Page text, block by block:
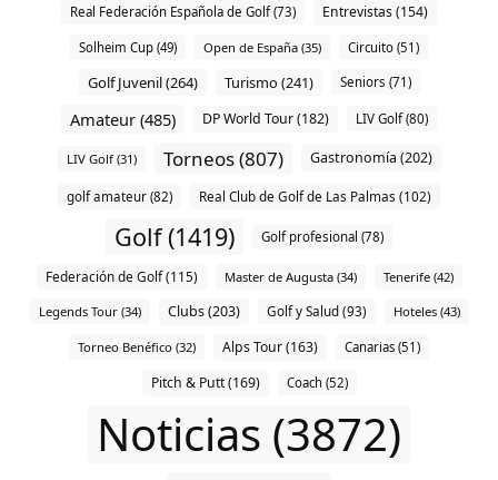
Real Federación Española de Golf (73) Entrevistas (154)
Solheim Cup (49) Open de España (35) Circuito (51)
Golf Juvenil (264) Turismo (241) Seniors (71)
Amateur (485) DP World Tour (182) LIV Golf (80)
LIV Golf (31) Torneos (807) Gastronomía (202)
golf amateur (82) Real Club de Golf de Las Palmas (102)
Golf (1419) Golf profesional (78)
Federación de Golf (115) Master de Augusta (34) Tenerife (42)
Legends Tour (34) Clubs (203) Golf y Salud (93) Hoteles (43)
Torneo Benéfico (32) Alps Tour (163) Canarias (51)
Pitch & Putt (169) Coach (52)
Noticias (3872)